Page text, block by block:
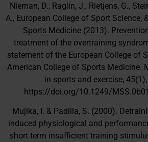
Nieman, D., Raglin, J., Rietjens, G.,
A., European College of Sport Science,
Sports Medicine (2013).
treatment of the overtraining
statement of the European College of
American College of Sports Medicine.
in sports and exercise,
https://doi.org/10.1249/
Mujika, I. & Padilla, S. (2000).
induced physiological and
short term insufficient training